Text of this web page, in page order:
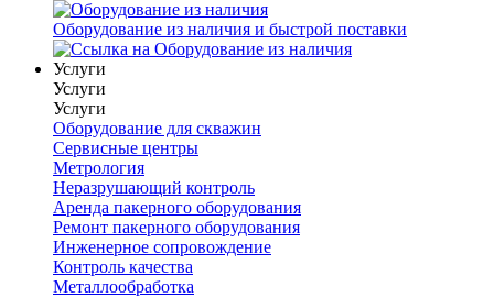
Оборудование из наличия и быстрой поставки
Услуги
Услуги
Услуги
Оборудование для скважин
Сервисные центры
Метрология
Неразрушающий контроль
Аренда пакерного оборудования
Ремонт пакерного оборудования
Инженерное сопровождение
Контроль качества
Металлообработка